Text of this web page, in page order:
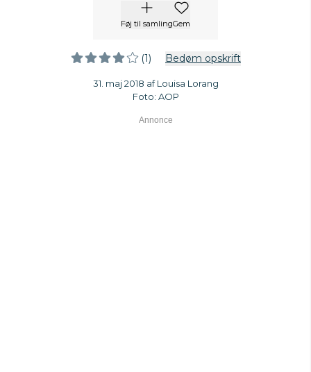
Føj til samlingGem
(1) Bedøm opskrift
31. maj 2018 af Louisa Lorang
Foto: AOP